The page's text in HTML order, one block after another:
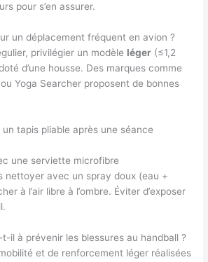
pour s’en assurer.
un déplacement fréquent en avion ?
privilégier un modèle léger (≤1,2
d’une housse. Des marques comme
Yoga Searcher proposent de bonnes
tapis pliable après une séance
une serviette microfibre
nettoyer avec un spray doux (eau +
à l’air libre à l’ombre. Éviter d’exposer
il à prévenir les blessures au handball ?
et de renforcement léger réalisées